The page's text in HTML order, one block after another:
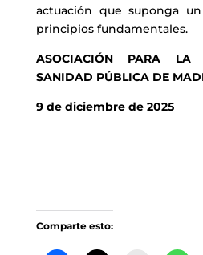
actuación que suponga
principios fundamentales.
ASOCIACIÓN PARA
SANIDAD PÚBLICA DE
9 de diciembre de 2025
Comparte esto: